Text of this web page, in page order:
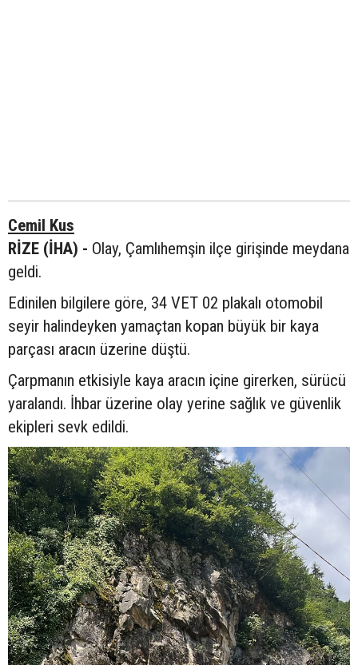
Cemil Kus
RİZE (İHA) - Olay, Çamlıhemşin ilçe girişinde meydana
geldi.
Edinilen bilgilere göre, 34 VET 02 plakalı otomobil
seyir halindeyken yamaçtan kopan büyük bir kaya
parçası aracın üzerine düştü.
Çarpmanın etkisiyle kaya aracın içine girerken, sürücü
yaralandı. İhbar üzerine olay yerine sağlık ve güvenlik
ekipleri sevk edildi.